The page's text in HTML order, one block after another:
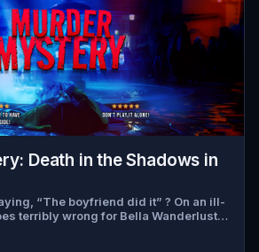
Death in the Shadows in
“The boyfriend did it” ? On an ill-
terribly wrong for Bella Wanderlust
Bella, a famous travel blogger, was
ghost tour led by the theatrical Percy